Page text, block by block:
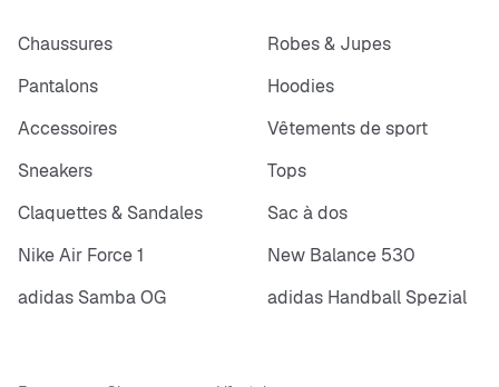
Chaussures
Robes & Jupes
Pantalons
Hoodies
Accessoires
Vêtements de sport
Sneakers
Tops
Claquettes & Sandales
Sac à dos
Nike Air Force 1
New Balance 530
adidas Samba OG
adidas Handball Spezial